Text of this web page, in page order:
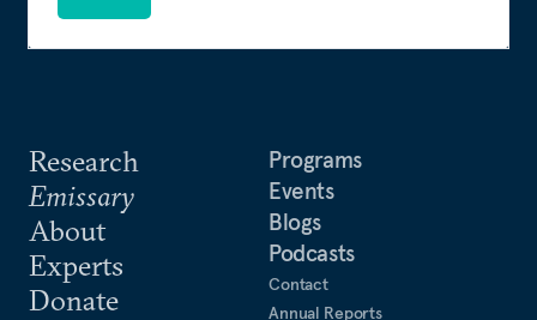
Research
Emissary
About
Experts
Donate
Programs
Events
Blogs
Podcasts
Contact
Annual Reports